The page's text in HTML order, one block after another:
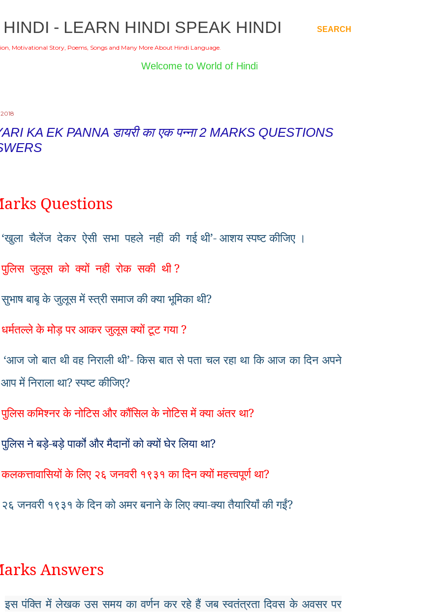
SEARCH
- LEARN HINDI SPEAK HINDI
Motivational Story, Poems, Songs and Many More About Hindi Language.
Welcome to World of Hindi
KA EK PANNA डायरी का एक पन्ना 2 MARKS QUESTIONS
Questions
‘खुला चैलेंज देकर ऐसी सभा पहले नहीं की गई थी’-आशयस्पष्टकीजिए ।
पुलिस जुलूस को क्यों नहीं रोक सकी थी?
सुभाषबाबूकेजुलूसमेंस्त्रीसमाजकीक्याभूमिका थी?
धर्मतल्लेकेमोड़परआकरजुलूसक्योंटूटगया?
‘आज जो बात थी वह निराली थी’-किस बात से पता चल रहा था कि आज का दिन अपने
आपमेंनिराला था?स्पष्टकीजिए?
पुलिसकमिश्नरकेनोटिसऔरकौंसिलकेनोटिसमेंक्याअंतर था?
पुलिसनेबड़े-बड़ेपार्कोंऔरमैदानोंकोक्योंघेरलिया था?
कलकत्तावासियोंकेलिए २६ जनवरी १९३१ कादिनक्योंमहत्त्वपूर्ण था?
२६ जनवरी १९३१ केदिनकोअमरबनानेकेलिएक्या-क्यातैयारियाँकीगईं?
Answers
इस पंक्ति में लेखक उस समय का वर्णन कर रहे हैं जब स्वतंत्रता दिवस के अवसर पर